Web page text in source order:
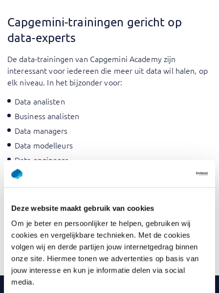
Deze website maakt gebruik van cookies
Om je beter en persoonlijker te helpen, gebruiken wij
cookies en vergelijkbare technieken. Met de cookies
volgen wij en derde partijen jouw internetgedrag binnen
onze site. Hiermee tonen we advertenties op basis van
jouw interesse en kun je informatie delen via social
media.
Capgemini-trainingen gericht op
data-experts
De data-trainingen van Capgemini Academy zijn
interessant voor iedereen die meer uit data wil halen, op
elk niveau. In het bijzonder voor:
Data analisten
Business analisten
Data managers
Data modelleurs
Data engineers
Informatie analisten
Data architecten
Data stewards
Data owners
Product owners
Data scientists